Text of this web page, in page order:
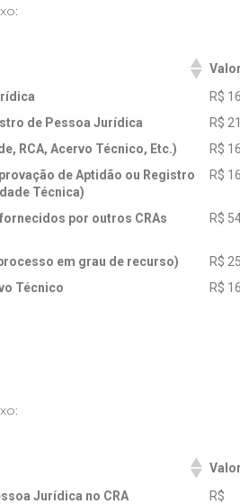
R$
de Pessoa Jurídica
R$
RCA, Acervo Técnico, Etc.)
R$
de Aptidão ou Registro
Técnica)
R$
por outros CRAs
R$
em grau de recurso)
R$
Técnico
R$
Jurídica no CRA
R$